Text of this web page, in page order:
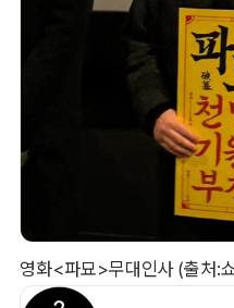
영화<파묘>무대인사 (출처: